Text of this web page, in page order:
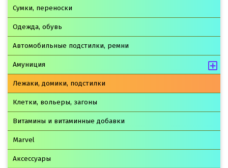
Сумки, переноски
Одежда, обувь
Автомобильные подстилки, ремни
Амуниция
Лежаки, домики, подстилки
Клетки, вольеры, загоны
Витамины и витаминные добавки
Marvel
Аксессуары